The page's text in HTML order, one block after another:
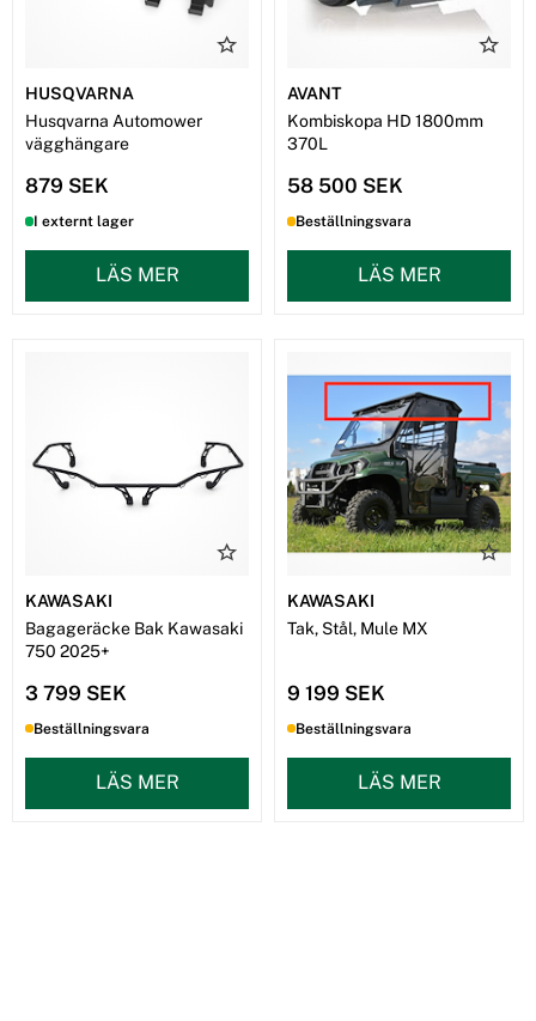
HUSQVARNA
Husqvarna Automower
vägghängare
879 SEK
I externt lager
LÄS MER
AVANT
Kombiskopa HD 1800mm
370L
58 500 SEK
Beställningsvara
LÄS MER
KAWASAKI
Bagageräcke Bak Kawasaki
750 2025+
3 799 SEK
Beställningsvara
LÄS MER
KAWASAKI
Tak, Stål, Mule MX
9 199 SEK
Beställningsvara
LÄS MER